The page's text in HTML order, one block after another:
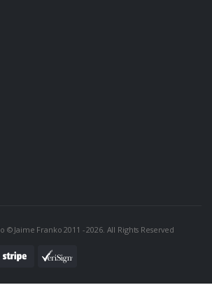
© Jaime Franko 2011 - 2026. All Rights Reserved